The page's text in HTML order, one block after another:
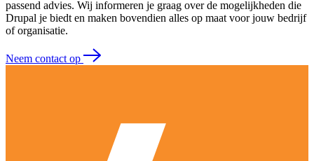
passend advies. Wij informeren je graag over de mogelijkheden die
Drupal je biedt en maken bovendien alles op maat voor jouw bedrijf
of organisatie.
Neem contact op